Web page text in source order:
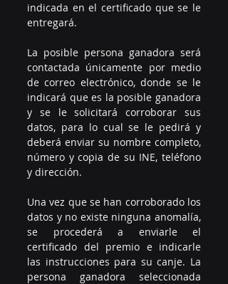
indicada en el certificado que se le
entregará.
La posible persona ganadora será
contactada únicamente por medio
de correo electrónico, donde se le
indicará que es la posible ganadora
y se le solicitará corroborar sus
datos, para lo cual se le pedirá y
deberá enviar su nombre completo,
número y copia de su INE, teléfono
y dirección.
Una vez que se han corroborado los
datos y no existe ninguna anomalía,
se procederá a enviarle el
certificado del premio e indicarle
las instrucciones para su canje. La
persona ganadora seleccionada